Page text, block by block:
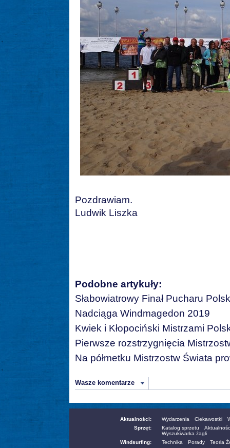
Pozdrawiam.
Ludwik Liszka
Podobne artykuły:
Słabowiatrowy Finał Pucharu
Nadciąga Windmagedon 2019
Kwiek i Kłopociński Mistrzami
Pierwsze rozstrzygnięcia
Na półmetku Mistrzostw Świata
Wasze komentarze
Aktualności: Wydarzenia Ciekawostki
Sprzęt:
Katalog sprzetu
Wyszukiwarka żagli
Windsurfing:
Technika Porady
Teoria